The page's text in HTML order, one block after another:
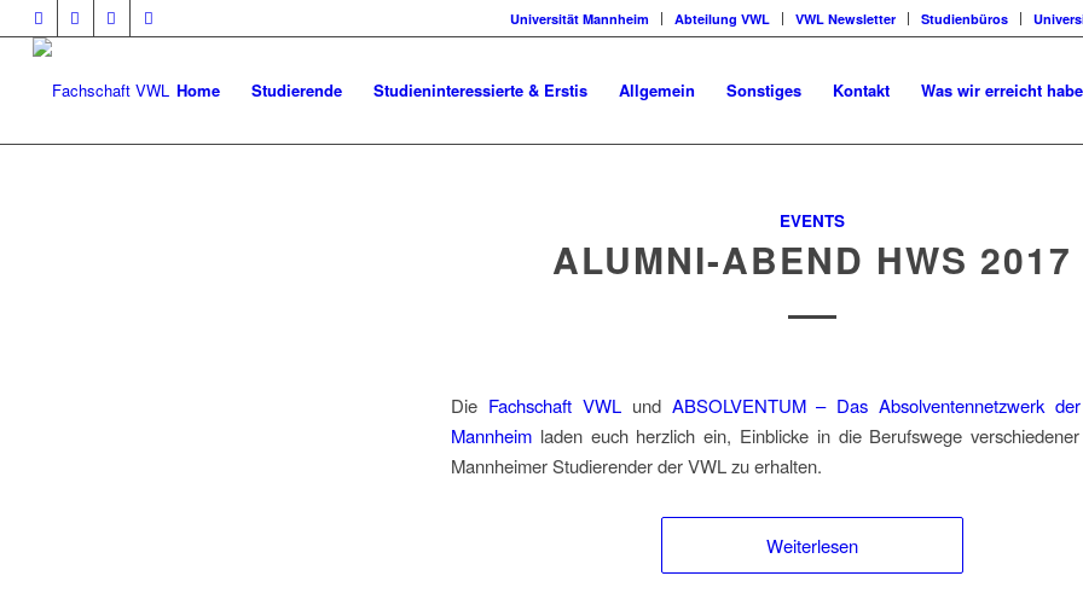
Universität Mannheim Abteilung VWL VWL Newsletter Studienbüros
Home Studierende Studieninteressierte & Erstis Allgemein Sonstiges Kontakt Was wir erreicht
EVENTS
ALUMNI-ABEND HWS 2017
Die Fachschaft VWLund ABSOLVENTUM – Das Absolventennetzwerk
Mannheim laden euch herzlich ein, Einblicke in die Berufswege
Mannheimer Studierender der VWL zu erhalten.
Weiterlesen